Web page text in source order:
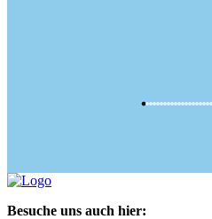
Besuche uns auch hier: